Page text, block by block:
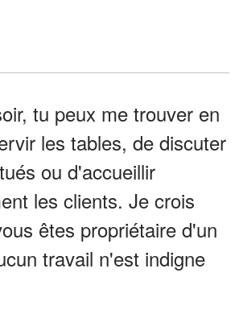
tu peux me trouver en
les tables, de discuter
ou d'accueillir
les clients. Je crois
êtes propriétaire d'un
travail n'est indigne